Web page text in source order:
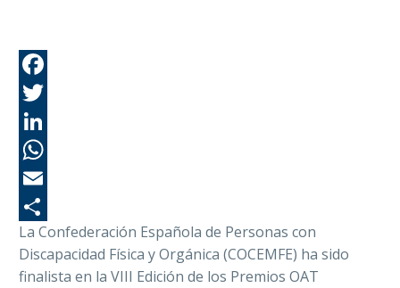
La Confederación Española de Personas con
Discapacidad Física y Orgánica (COCEMFE) ha sido
finalista en la VIII Edición de los Premios OAT